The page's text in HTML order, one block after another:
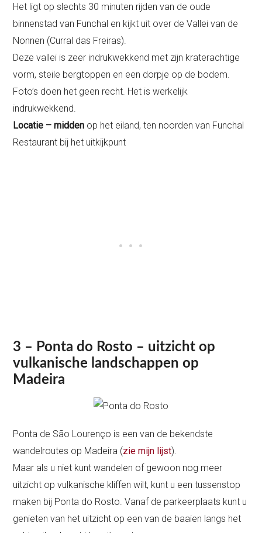
Het ligt op slechts 30 minuten rijden van de oude
binnenstad van Funchal en kijkt uit over de Vallei van de
Nonnen (Curral das Freiras).
Deze vallei is zeer indrukwekkend met zijn kraterachtige
vorm, steile bergtoppen en een dorpje op de bodem.
Foto’s doen het geen recht. Het is werkelijk
indrukwekkend.
Locatie – midden op het eiland, ten noorden van Funchal
Restaurant bij het uitkijkpunt
3 – Ponta do Rosto – uitzicht op
vulkanische landschappen op
Madeira
Ponta de São Lourenço is een van de bekendste
wandelroutes op Madeira (zie mijn lijst).
Maar als u niet kunt wandelen of gewoon nog meer
uitzicht op vulkanische kliffen wilt, kunt u een tussenstop
maken bij Ponta do Rosto. Vanaf de parkeerplaats kunt u
genieten van het uitzicht op een van de baaien langs het